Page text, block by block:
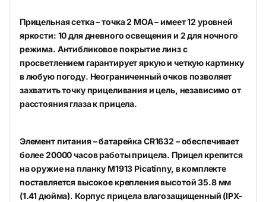
Прицельная сетка – точка 2 МОА – имеет 12 уровней
яркости: 10 для дневного освещения и 2 для ночного
режима. Антибликовое покрытие линз с
просветлением гарантирует яркую и четкую картинку
в любую погоду. Неограниченный очков позволяет
захватить точку прицеливания и цель, независимо от
расстояния глаза к прицела.
Элемент питания – батарейка CR1632 – обеспечивает
более 20000 часов работы прицела. Прицел крепится
на оружие на планку M1913 Picatinny, в комплекте
поставляется высокое крепления высотой 35.8 мм
(1.41 дюйма). Корпус прицела влагозащищенный (IPX-